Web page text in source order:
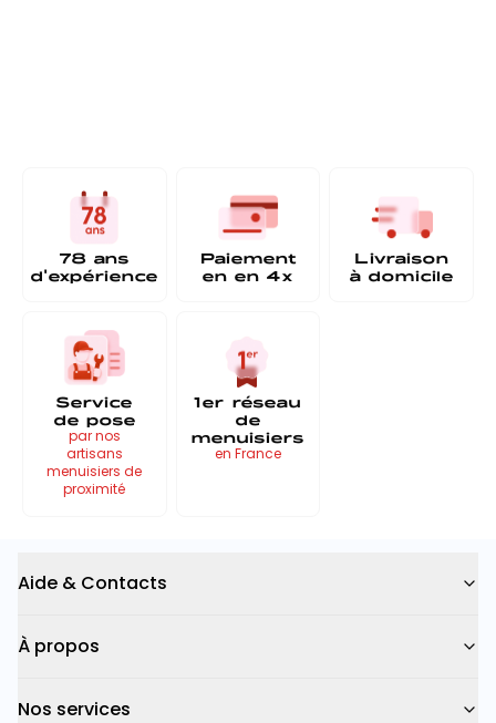
78 ans
d'expérience
Paiement
en en 4x
Livraison
à domicile
Service
de pose
par nos
artisans
menuisiers de
proximité
1er réseau
de
menuisiers
en France
Aide & Contacts
À propos
Nos services